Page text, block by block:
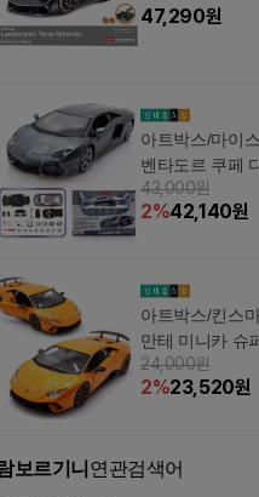
47,290원
아트박스/마이
벤타도르 쿠페
43,000원
2%42,140원
아트박스/킨스
만테 미니카 슈
24,000원
2%23,520원
보르기니 연관검색어